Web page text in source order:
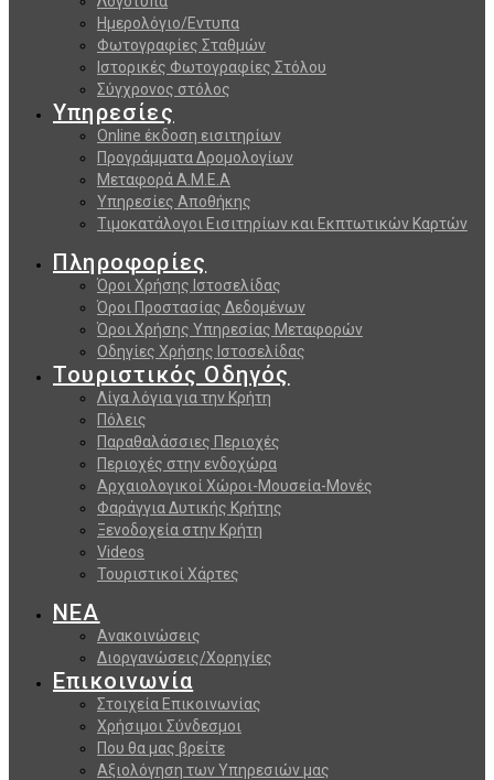
Ημερολόγιο/Εντυπα
Φωτογραφίες Σταθμών
Ιστορικές Φωτογραφίες Στόλου
Σύγχρονος στόλος
Υπηρεσίες
Online έκδοση εισιτηρίων
Προγράμματα Δρομολογίων
Μεταφορά Α.Μ.Ε.Α
Υπηρεσίες Αποθήκης
Τιμοκατάλογοι Εισιτηρίων και Εκπτωτικών Καρτών
Πληροφορίες
Όροι Χρήσης Ιστοσελίδας
Όροι Προστασίας Δεδομένων
Όροι Χρήσης Υπηρεσίας Μεταφορών
Οδηγίες Χρήσης Ιστοσελίδας
Τουριστικός Οδηγός
Λίγα λόγια για την Κρήτη
Πόλεις
Παραθαλάσσιες Περιοχές
Περιοχές στην ενδοχώρα
Αρχαιολογικοί Χώροι-Μουσεία-Μονές
Φαράγγια Δυτικής Κρήτης
Ξενοδοχεία στην Κρήτη
Videos
Τουριστικοί Χάρτες
ΝΕΑ
Ανακοινώσεις
Διοργανώσεις/Χορηγίες
Επικοινωνία
Στοιχεία Επικοινωνίας
Χρήσιμοι Σύνδεσμοι
Που θα μας βρείτε
Αξιολόγηση των Υπηρεσιών μας